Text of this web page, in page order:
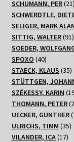
SCHUMANN, PER 21
SCHWERDTLE,
SELIGER, MARK
SITTIG, WALTER 9191
SOEDER,
SPOXO 4040
Produkte
STAECK, KLAUS 3535
STÜTTGEN,
SZÉKESSY, KARIN
THOMANN, PETER 2
UECKER, GÜNTHER
ULRICHS, TIMM 3535
VILANDER, ICA 1717